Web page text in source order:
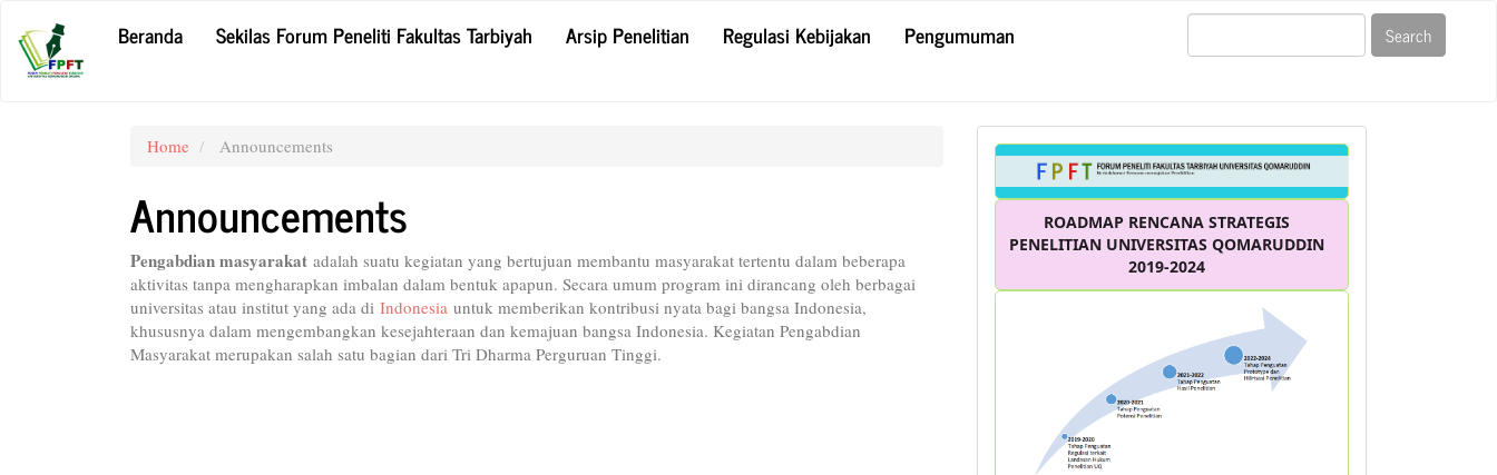
Navigation
Main
Content
Beranda Sekilas Forum Peneliti Fakultas Tarbiyah Arsip Penelitian Regulasi Kebijakan Pengumuman Search
Home Announcements
Announcements
Pengabdian masyarakat adalah suatu kegiatan yang bertujuan membantu masyarakat tertentu dalam beberapa
aktivitas tanpa mengharapkan imbalan dalam bentuk apapun. Secara umum program ini dirancang oleh berbagai
universitas atau institut yang ada di Indonesia untuk memberikan kontribusi nyata bagi bangsa Indonesia,
khususnya dalam mengembangkan kesejahteraan dan kemajuan bangsa Indonesia. Kegiatan Pengabdian
Masyarakat merupakan salah satu bagian dari Tri Dharma Perguruan Tinggi.
Forum
ROADMAP RENCANA STRATEGIS
PENELITIAN UNIVERSITAS QOMARUDDIN
2019-2024